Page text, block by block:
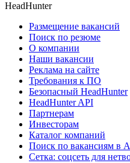
HeadHunter
Размещение вакансий
Поиск по резюме
О компании
Наши вакансии
Реклама на сайте
Требования к ПО
Безопасный HeadHunter
HeadHunter API
Партнерам
Инвесторам
Каталог компаний
Поиск по вакансиям в
Сетка: соцсеть для